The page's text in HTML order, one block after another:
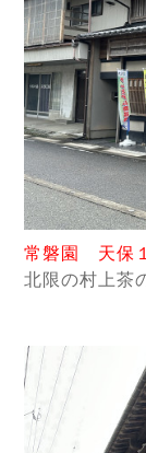
常磐園 天保
北限の村上茶